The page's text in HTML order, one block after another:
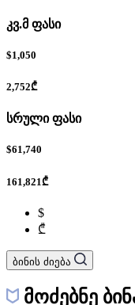
კვ.მ ფასი
$1,050
2,752₾
სრული ფასი
$61,740
161,821₾
$
₾
ბინის ძიება
მოძებნე